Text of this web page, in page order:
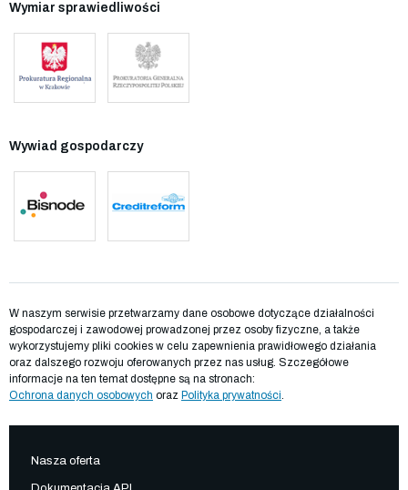
Wymiar sprawiedliwości
Wywiad gospodarczy
W naszym serwisie przetwarzamy dane osobowe dotyczące działalności
gospodarczej i zawodowej prowadzonej przez osoby fizyczne, a także
wykorzystujemy pliki cookies w celu zapewnienia prawidłowego działania
oraz dalszego rozwoju oferowanych przez nas usług. Szczegółowe
informacje na ten temat dostępne są na stronach:
Ochrona danych osobowych oraz Polityka prywatności.
Nasza oferta